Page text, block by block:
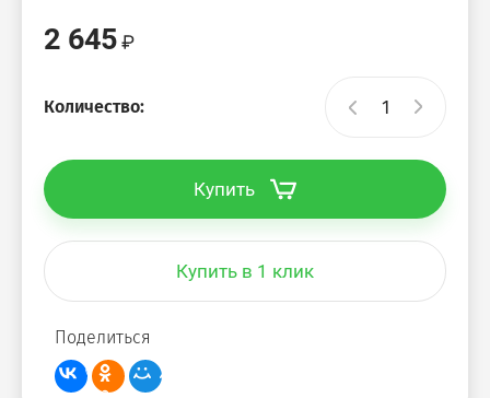
2 645
Количество:
Купить
Купить в 1 клик
Поделиться